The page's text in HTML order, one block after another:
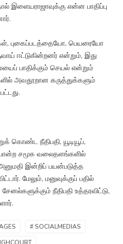
இளையராஜாவுக்கு என்ன பாதிப்பு
புகைப்படத்தையோ, பெயரையோ
ஈட்டுகின்றனர் என்றும், இது
பாதிக்கும் செயல் என்றும்
அவதூறான கருத்துக்களும்
கொண்ட நீதிபதி, யூடியூப்,
சமூக வலைதளங்களில்
இன்றிப் பயன்படுத்த
மேலும், மனுவுக்குப் பதில்
சேனல்களுக்கும் நீதிபதி உத்தரவிட்டு,
# SOCIALMEDIAS